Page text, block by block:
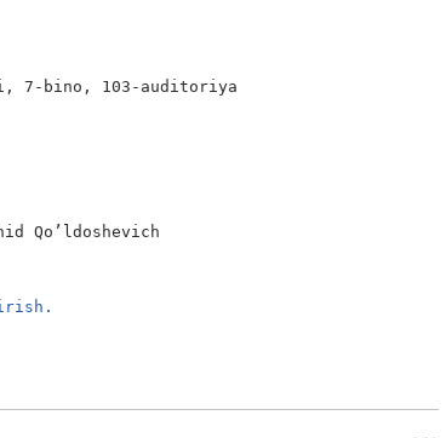
7-bino, 103-auditoriya
Qo’ldoshevich